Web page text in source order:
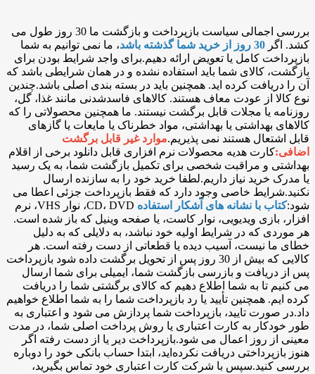
بررسی اجمالی سیاست بازپرداخت و بازگشت ما 30 روز طول می
کشد. اگر
، ما نمی توانیم به شما
بازپرداخت کامل یا تعویض ارائه دهیم.برای واجد شرایط بودن برای
بازگشت، کالای شما باید استفاده نشده و در همان شرایطی باشد که
آن را دریافت کرده اید. همچنین باید در بسته بندی اصلی باشد.چندین
نوع کالا از عودت معاف هستند. کالاهای فاسدشدنی مانند غذا، گل،
روزنامه یا مجلات قابل برگشت نیستند. ما همچنین محصولاتی را که
کالاهای بهداشتی یا بهداشتی، مواد خطرناک یا مایعات یا گازهای
قابل اشتعال هستند نمی پذیریم.موارد غیر قابل برگشت
اضافی:کارت هدیه محصولات نرم افزاری قابل دانلود برخی از اقلام
بهداشتی و مراقبت شخصی برای تکمیل بازگشت شما، به یک رسید
یا مدرک خرید نیاز داریم.لطفا خرید خود را به سازنده ارسال
نکنید.شرایط خاصی وجود دارد که فقط بازپرداخت جزئی اعطا می
شود:کتاب با نشانه های آشکار استفاده
CD، DVD، نوار VHS، نرم
افزار، بازی ویدیویی، نوار کاست، یا صفحه وینیل که باز شده است.
هر موردی که در شرایط اولیه خود نباشد، به دلایلی که به دلیل
خطای ما نیست، آسیب دیده یا قطعاتی از دست رفته است. هر
کالایی که بیش از 30 روز پس از تحویل برگشت داده شود بازپرداخت
پس از دریافت و بازرسی بازگشت شما، ایمیلی برای شما ارسال
می کنیم تا به شما اطلاع دهیم که کالای برگشتی شما را دریافت
کرده ایم. همچنین تأیید یا رد بازپرداخت شما را به شما اطلاع خواهیم
داد.در صورت تایید، بازپرداخت شما پردازش می شود و اعتباری به
طور خودکار به کارت اعتباری یا روش پرداخت اصلی شما، در مدت
معینی از روز اعمال می شود.بازپرداخت دیر یا از دست رفته اگر
هنوز بازپرداختی دریافت نکرده‌اید، ابتدا حساب بانکی خود را دوباره
بررسی کنید.سپس با شرکت کارت اعتباری خود تماس بگیرید،